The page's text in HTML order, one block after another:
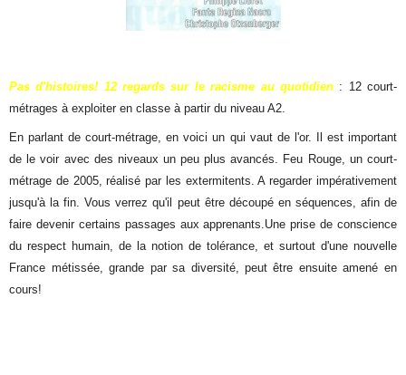
Pas d'histoires! 12 regards sur le racisme au quotidien: 12 court-
métrages à exploiter en classe à partir du niveau A2.
En parlant de court-métrage, en voici un qui vaut de l'or. Il est important
de le voir avec des niveaux un peu plus avancés. Feu Rouge, un court-
métrage de 2005, réalisé par les extermitents. A regarder impérativement
jusqu'à la fin. Vous verrez qu'il peut être découpé en séquences, afin de
faire devenir certains passages aux apprenants.Une prise de conscience
du respect humain, de la notion de tolérance, et surtout d'une nouvelle
France métissée, grande par sa diversité, peut être ensuite amené en
cours!